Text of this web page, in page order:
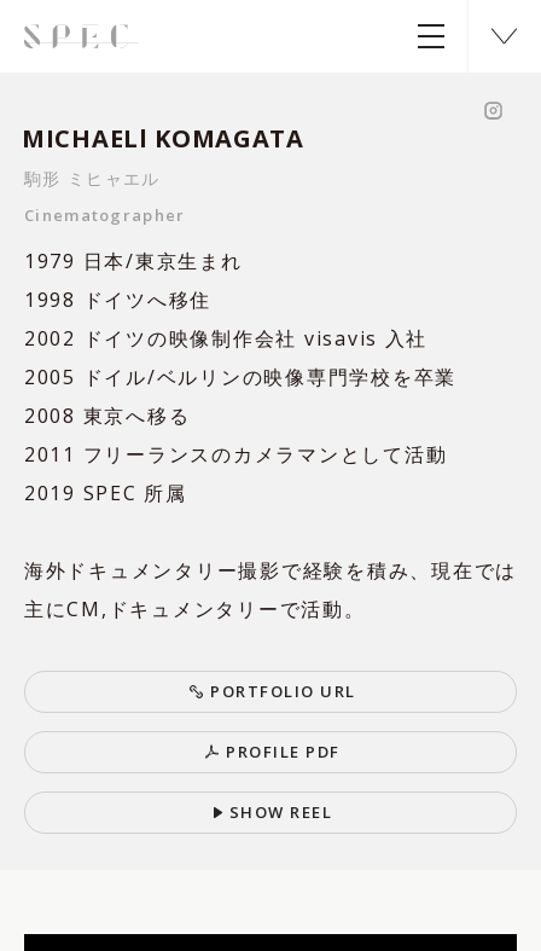
MICHAELl KOMAGATA
駒形 ミヒャエル
Cinematographer
1979 日本/東京生まれ
1998 ドイツへ移住
2002 ドイツの映像制作会社 visavis 入社
2005 ドイル/ベルリンの映像専門学校を卒業
2008 東京へ移る
2011 フリーランスのカメラマンとして活動
2019 SPEC 所属
海外ドキュメンタリー撮影で経験を積み、現在では
主にCM,ドキュメンタリーで活動。
P ORTFOLIO U RL
P ROFI LE P DF
SH OW REEL